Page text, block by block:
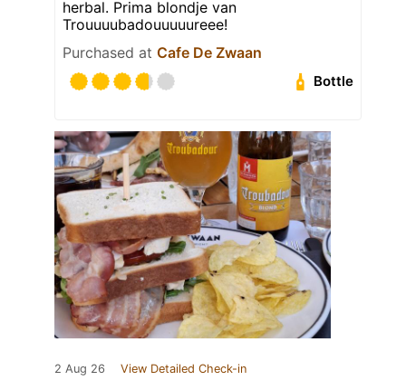
herbal. Prima blondje van
Trouuuubadouuuuureee!
Purchased at Cafe De Zwaan
Bottle
2 Aug 26 View Detailed Check-in